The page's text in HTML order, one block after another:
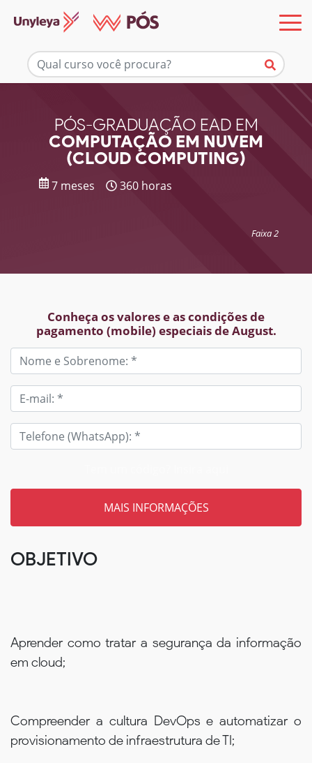
PÓS-GRADUAÇÃO EAD EM
COMPUTAÇÃO EM NUVEM
(CLOUD COMPUTING)
7 meses 360 horas
Faixa 2
Conheça os valores e as condições de
pagamento (mobile) especiais de August.
Mais informações
OBJETIVO
Aprender como tratar a segurança da informação
em cloud;
Compreender a cultura DevOps e automatizar o
provisionamento de infraestrutura de TI;